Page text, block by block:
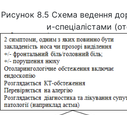
Рисунок 8.5 Схема ведення
и-спеціалістами